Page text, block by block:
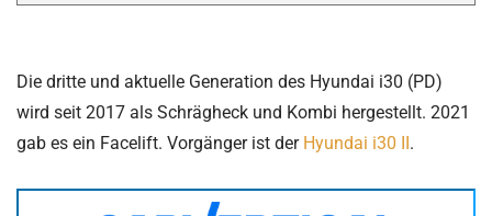
Die dritte und aktuelle Generation des Hyundai i30 (PD)
wird seit 2017 als Schrägheck und Kombi hergestellt. 2021
gab es ein Facelift. Vorgänger ist der Hyundai i30 II.